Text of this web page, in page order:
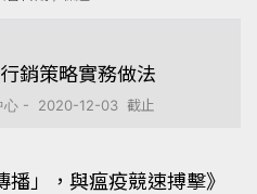
銷策略實務做法
心 - 2020-12-03 截止
播」，與瘟疫競速搏擊》